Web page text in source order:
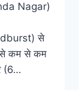
Nagar)
से
से कम से कम
(6…